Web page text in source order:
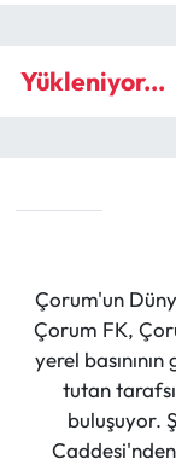
Yükleniyor...
Çorum'un
Çorum FK,
yerel
tutan
buluşuyor.